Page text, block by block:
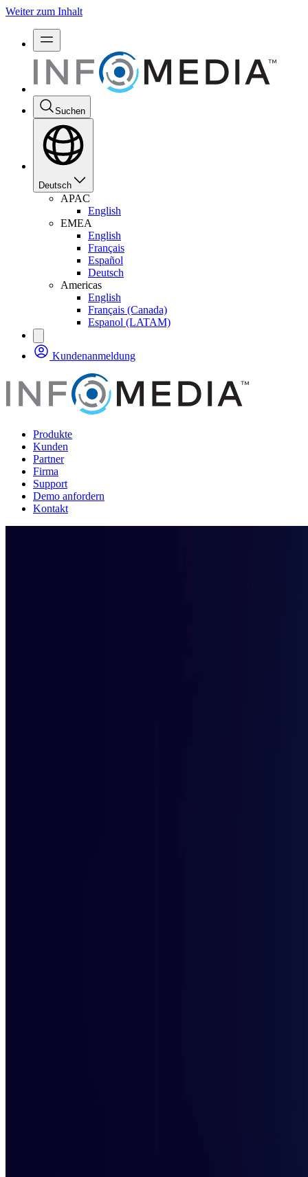
Weiter zum Inhalt
Suchen
Deutsch
APAC
English
EMEA
English
Français
Español
Deutsch
Americas
English
Français (Canada)
Espanol (LATAM)
Kundenanmeldung
Produkte
Kunden
Partner
Firma
Support
Demo anfordern
Kontakt